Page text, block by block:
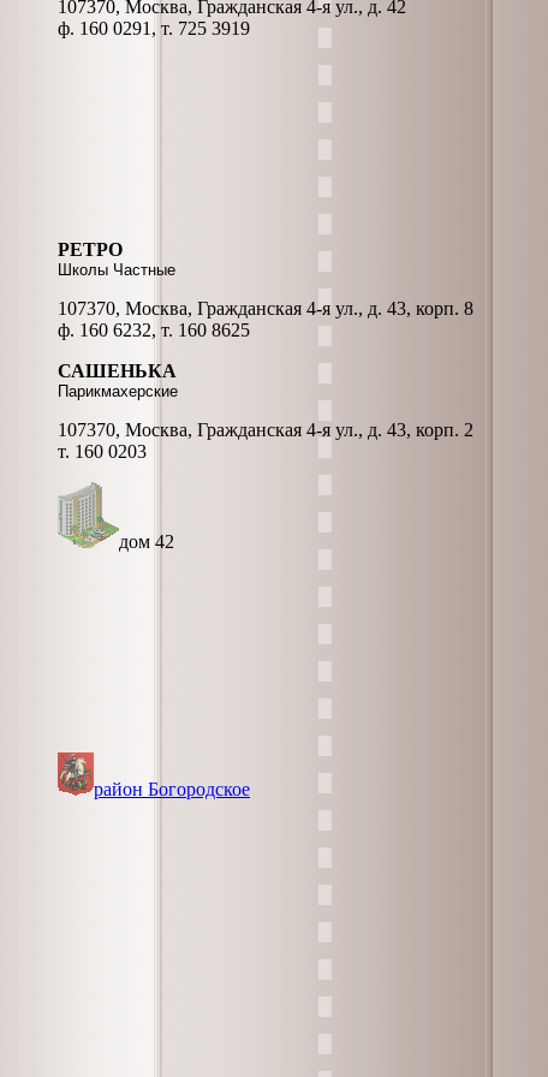
107370, Москва, Гражданская 4-я ул., д. 42
ф. 160 0291, т. 725 3919
РЕТРО
Школы Частные
107370, Москва, Гражданская 4-я ул., д. 43, корп. 8
ф. 160 6232, т. 160 8625
САШЕНЬКА
Парикмахерские
107370, Москва, Гражданская 4-я ул., д. 43, корп. 2
т. 160 0203
дом 42
район Богородское